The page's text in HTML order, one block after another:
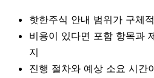
핫한주식 안내 범위가 구체
비용이 있다면 포함 항목과
지
진행 절차와 예상 소요 시간